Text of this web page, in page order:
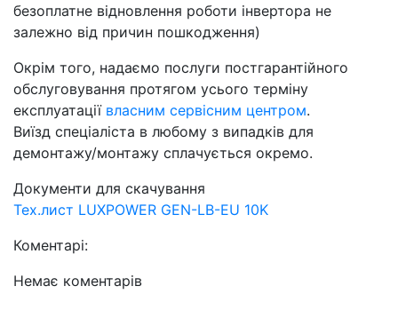
безоплатне відновлення роботи інвертора не
залежно від причин пошкодження)
Окрім того, надаємо послуги постгарантійного
обслуговування протягом усього терміну
експлуатації власним сервісним центром.
Виїзд спеціаліста в любому з випадків для
демонтажу/монтажу сплачується окремо.
Документи для скачування
Тех.лист LUXPOWER GEN-LB-EU 10K
Коментарі:
Немає коментарів